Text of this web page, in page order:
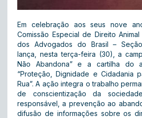
Em celebração aos seus nove
Comissão Especial de Direito
dos Advogados do Brasil – Seção
lança, nesta terça-feira (30), a
Não Abandona” e a cartilha do
“Proteção, Dignidade e Cidadania
Rua”. A ação integra o trabalho
de conscientização da
responsável, a prevenção ao
difusão de informações sobre os